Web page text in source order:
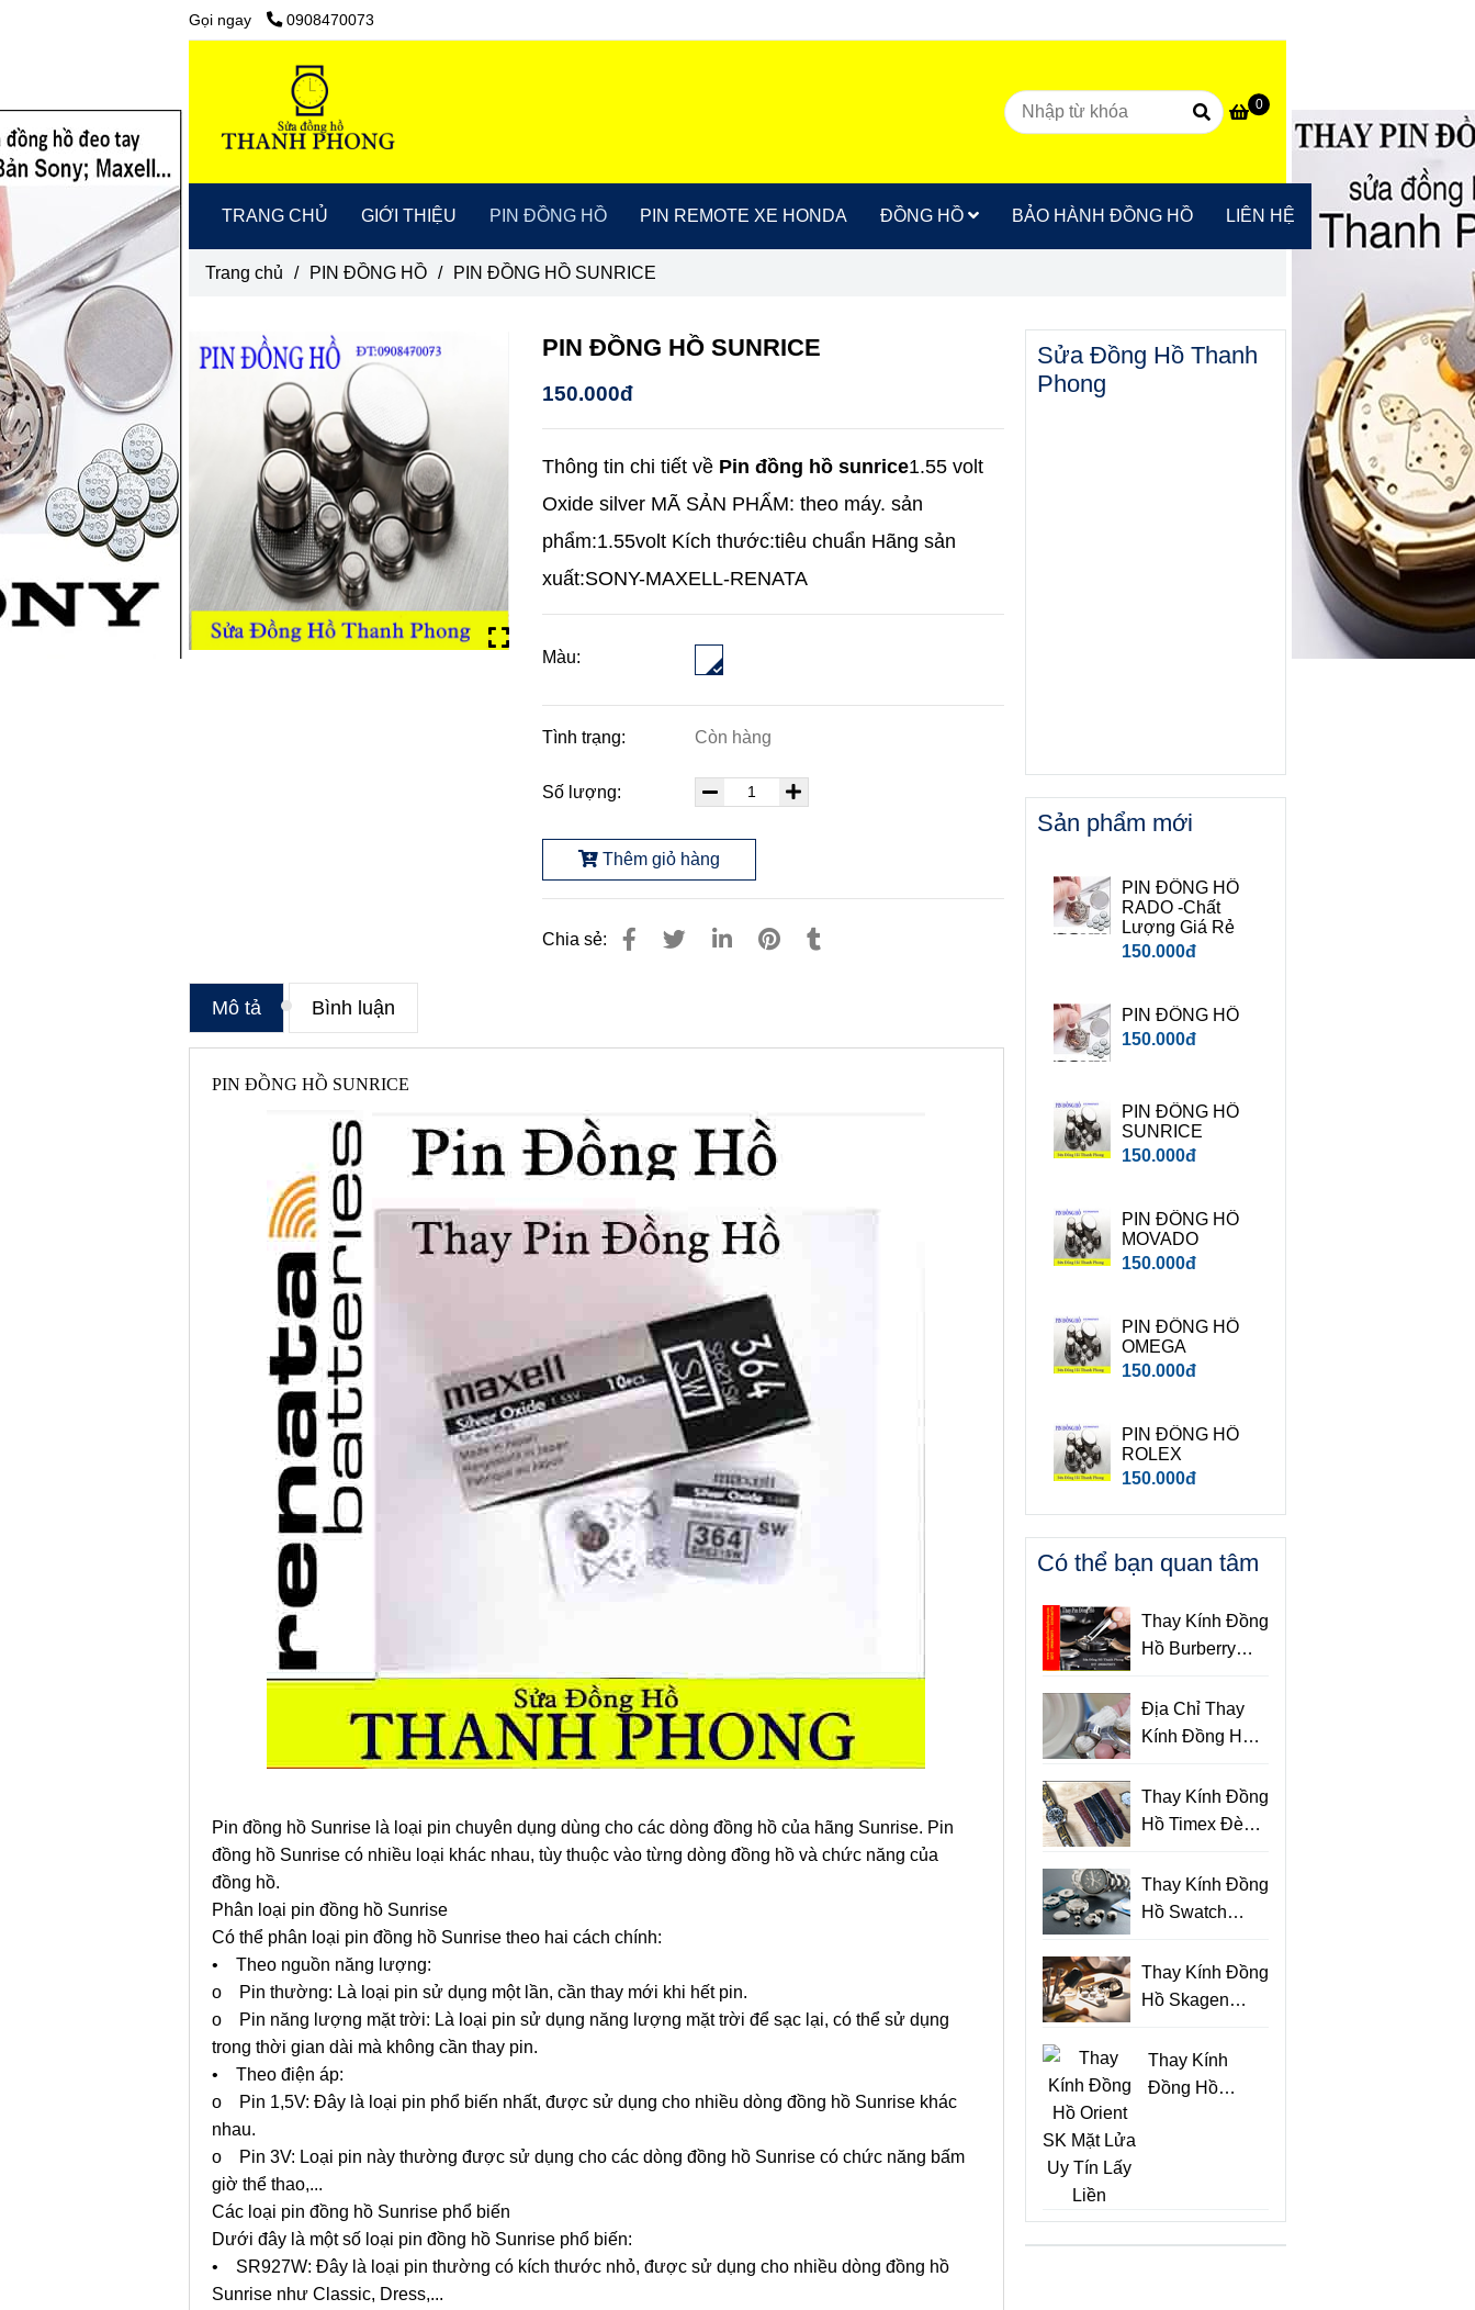
Gọi ngay 0908470073
0
TRANG CHỦ GIỚI THIỆU PIN ĐỒNG HỒ PIN REMOTE XE HONDA ĐỒNG HỒ BẢO HÀNH ĐỒNG HỒ LIÊN HỆ
Trang chủ / PIN ĐỒNG HỒ / PIN ĐỒNG HỒ SUNRICE
PIN ĐỒNG HỒ SUNRICE
150.000đ
Thông tin chi tiết vềPin đồng hồ sunrice1.55 volt
Oxide silver MÃ SẢN PHẨM: theo máy. sản
phẩm:1.55volt Kích thước:tiêu chuẩn Hãng sản
xuất:SONY-MAXELL-RENATA
Màu:
Tình trạng: Còn hàng
Số lượng:
Thêm giỏ hàng
Chia sẻ:
Mô tả Bình luận
PIN ĐỒNG HỒ SUNRICE
Pin đồng hồ Sunrise là loại pin chuyên dụng dùng cho các dòng đồng hồ của hãng Sunrise. Pin
đồng hồ Sunrise có nhiều loại khác nhau, tùy thuộc vào từng dòng đồng hồ và chức năng của
đồng hồ.
Phân loại pin đồng hồ Sunrise
Có thể phân loại pin đồng hồ Sunrise theo hai cách chính:
• Theo nguồn năng lượng:
o Pin thường: Là loại pin sử dụng một lần, cần thay mới khi hết pin.
o Pin năng lượng mặt trời: Là loại pin sử dụng năng lượng mặt trời để sạc lại, có thể sử dụng
trong thời gian dài mà không cần thay pin.
• Theo điện áp:
o Pin 1,5V: Đây là loại pin phổ biến nhất, được sử dụng cho nhiều dòng đồng hồ Sunrise khác
nhau.
o Pin 3V: Loại pin này thường được sử dụng cho các dòng đồng hồ Sunrise có chức năng bấm
giờ thể thao,...
Các loại pin đồng hồ Sunrise phổ biến
Dưới đây là một số loại pin đồng hồ Sunrise phổ biến:
• SR927W: Đây là loại pin thường có kích thước nhỏ, được sử dụng cho nhiều dòng đồng hồ
Sunrise như Classic, Dress,...
Sửa Đồng Hồ Thanh
Phong
Sản phẩm mới
PIN ĐỒNG HỒ
RADO -Chất
Lượng Giá Rẻ
150.000đ
PIN ĐỒNG HỒ
150.000đ
PIN ĐỒNG HỒ
SUNRICE
150.000đ
PIN ĐỒNG HỒ
MOVADO
150.000đ
PIN ĐỒNG HỒ
OMEGA
150.000đ
PIN ĐỒNG HỒ
ROLEX
150.000đ
Có thể bạn quan tâm
Thay Kính Đồng
Hồ Burberry
Tiết Sọc Độc
Đáo
Địa Chỉ Thay
Kính Đồng Hồ
Lượng Tại
TPHCM
Thay Kính Đồng
Hồ Timex Đèn
Lấy Liền
Thay Kính Đồng
Hồ Swatch
Liền TPHCM
Thay Kính Đồng
Hồ Skagen
Lấy Ngay
Thay Kính
Đồng Hồ